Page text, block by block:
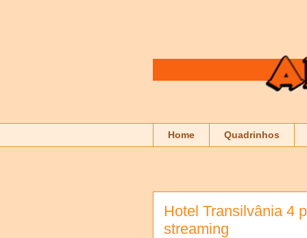
Home Quadrinhos
Hotel Transilvânia 4
streaming